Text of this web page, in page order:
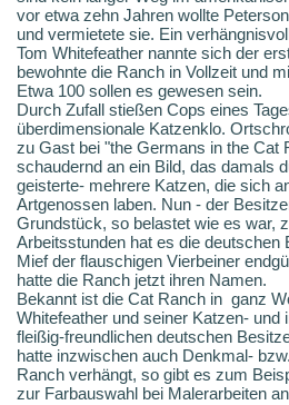
vor etwa zehn Jahren wollte
und vermietete sie. Ein
Tom Whitefeather nannte sich der
bewohnte die Ranch in Vollzeit und
Etwa 100 sollen es gewesen sein.
Durch Zufall stießen Cops eines
überdimensionale Katzenklo.
zu Gast bei "the Germans in the Cat
schaudernd an ein Bild, das damals
geisterte- mehrere Katzen, die sich
Artgenossen laben. Nun - der
Grundstück, so belastet wie es war,
Arbeitsstunden hat es die deutschen
Mief der flauschigen Vierbeiner
hatte die Ranch jetzt ihren Namen.
Bekannt ist die Cat Ranch in ganz
Whitefeather und seiner Katzen-
fleißig-freundlichen deutschen
hatte inzwischen auch Denkmal-
Ranch verhängt, so gibt es zum
zur Farbauswahl bei Malerarbeiten